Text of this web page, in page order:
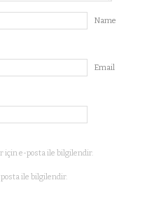
Name
Email
için e-posta ile bilgilendir.
ile bilgilendir.